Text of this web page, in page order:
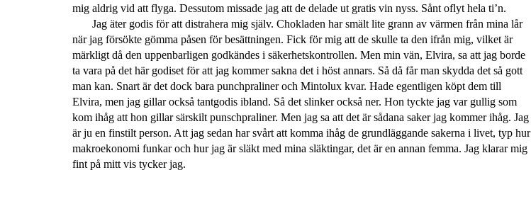
mig aldrig vid att flyga. Dessutom missade jag att de delade ut gratis vin nyss. Sånt oflyt hela ti’n.
Jag äter godis för att distrahera mig själv. Chokladen har smält lite grann av värmen från mina lår
när jag försökte gömma påsen för besättningen. Fick för mig att de skulle ta den ifrån mig, vilket är
märkligt då den uppenbarligen godkändes i säkerhetskontrollen. Men min vän, Elvira, sa att jag borde
ta vara på det här godiset för att jag kommer sakna det i höst annars. Så då får man skydda det så gott
man kan. Snart är det dock bara punchpraliner och Mintolux kvar. Hade egentligen köpt dem till
Elvira, men jag gillar också tantgodis ibland. Så det slinker också ner. Hon tyckte jag var gullig som
kom ihåg att hon gillar särskilt punschpraliner. Men jag sa att det är sådana saker jag kommer ihåg. Jag
är ju en finstilt person. Att jag sedan har svårt att komma ihåg de grundläggande sakerna i livet, typ hur
makroekonomi funkar och hur jag är släkt med mina släktingar, det är en annan femma. Jag klarar mig
fint på mitt vis tycker jag.